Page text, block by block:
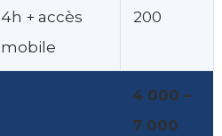
4h + accès
mobile
200
4 000 –
7 000